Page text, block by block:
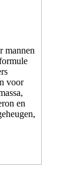
mannen
voor
en